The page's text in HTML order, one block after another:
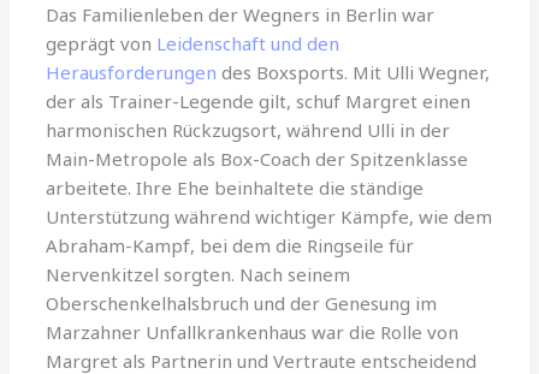
Das Familienleben der Wegners in Berlin war
geprägt von Leidenschaft und den
Herausforderungen des Boxsports. Mit Ulli Wegner,
der als Trainer-Legende gilt, schuf Margret einen
harmonischen Rückzugsort, während Ulli in der
Main-Metropole als Box-Coach der Spitzenklasse
arbeitete. Ihre Ehe beinhaltete die ständige
Unterstützung während wichtiger Kämpfe, wie dem
Abraham-Kampf, bei dem die Ringseile für
Nervenkitzel sorgten. Nach seinem
Oberschenkelhalsbruch und der Genesung im
Marzahner Unfallkrankenhaus war die Rolle von
Margret als Partnerin und Vertraute entscheidend